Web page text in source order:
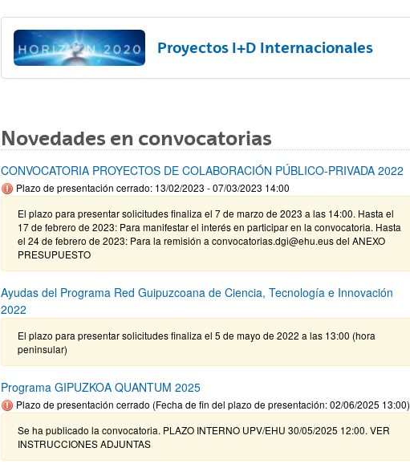
Proyectos I+D Internacionales
Novedades en convocatorias
CONVOCATORIA PROYECTOS DE COLABORACIÓN PÚBLICO-PRIVADA 2022
Plazo de presentación cerrado: 13/02/2023 - 07/03/2023 14:00
El plazo para presentar solicitudes finaliza el 7 de marzo de 2023 a las 14:00. Hasta el
17 de febrero de 2023: Para manifestar el interés en participar en la convocatoria. Hasta
el 24 de febrero de 2023: Para la remisión a convocatorias.dgi@ehu.eus del ANEXO
PRESUPUESTO
Ayudas del Programa Red Guipuzcoana de Ciencia, Tecnología e Innovación
2022
El plazo para presentar solicitudes finaliza el 5 de mayo de 2022 a las 13:00 (hora
peninsular)
Programa GIPUZKOA QUANTUM 2025
Plazo de presentación cerrado (Fecha de fin del plazo de presentación: 02/06/2025 13:00)
Se ha publicado la convocatoria. PLAZO INTERNO UPV/EHU 30/05/2025 12:00. VER
INSTRUCCIONES ADJUNTAS